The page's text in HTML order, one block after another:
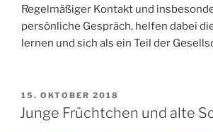
Regelmäßiger Kontakt und
persönliche Gespräch, helfen dabei
lernen und sich als ein Teil der
VERÖFFENTLICHT
AM
15. OKTOBER 2018
Junge Früchtchen und alte